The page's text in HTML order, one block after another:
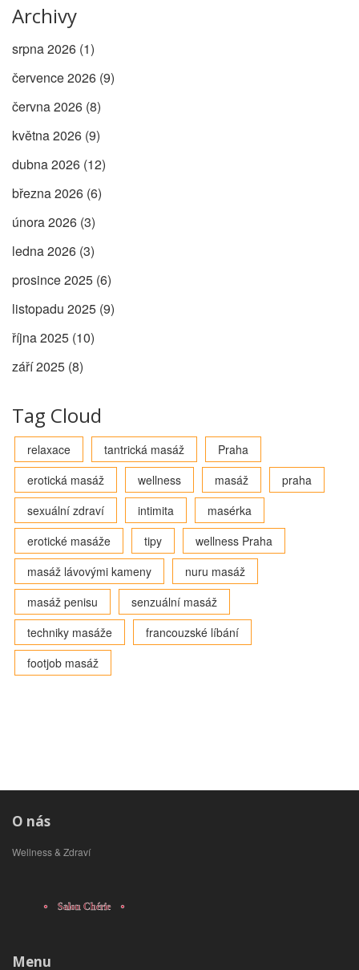
Archivy
srpna 2026 (1)
července 2026 (9)
června 2026 (8)
května 2026 (9)
dubna 2026 (12)
března 2026 (6)
února 2026 (3)
ledna 2026 (3)
prosince 2025 (6)
listopadu 2025 (9)
října 2025 (10)
září 2025 (8)
Tag Cloud
relaxace tantrická masáž
Praha
erotická masáž
wellness masáž
praha
sexuální zdraví
intimita
masérka
erotické masáže
tipy
wellness Praha
masáž lávovými kameny
nuru masáž
masáž penisu
senzuální masáž
techniky masáže
francouzské líbání
footjob masáž
O nás
Wellness & Zdraví
Menu